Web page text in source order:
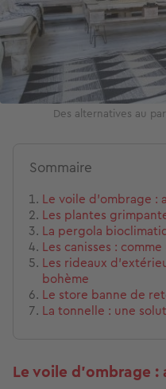
Des alternatives au
Sommaire
Le voile d’ombrage
Les plantes
La pergola
Les canisses :
Les rideaux
bohème
Le store banne de
La tonnelle : une
Le voile d’ombrage